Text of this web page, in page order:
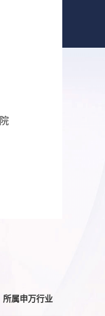
所属申万行业